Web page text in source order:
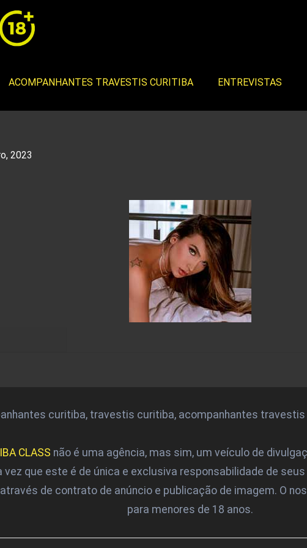
ACOMPANHANTES TRAVESTIS CURITIBA ENTREVISTAS
2023
curitiba, travestis curitiba, acompanhantes
CLASS não é uma agência, mas sim, um veículo de
vez que este é de única e exclusiva responsabilidade de
de contrato de anúncio e publicação de imagem. O
para menores de 18 anos.